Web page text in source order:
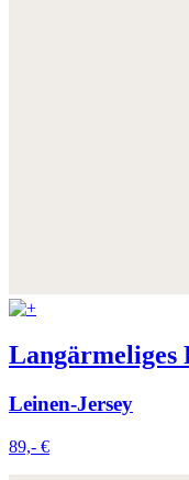
Langärmeliges
Leinen-Jersey
89,- €